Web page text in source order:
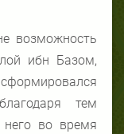
возможность
ибн Базом,
тем
во время